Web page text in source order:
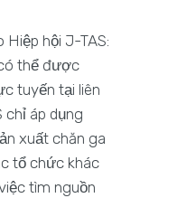
Hiệp hội J-TAS:
thể được
tuyến tại liên
chỉ áp dụng
xuất chăn ga
tổ chức khác
tìm nguồn